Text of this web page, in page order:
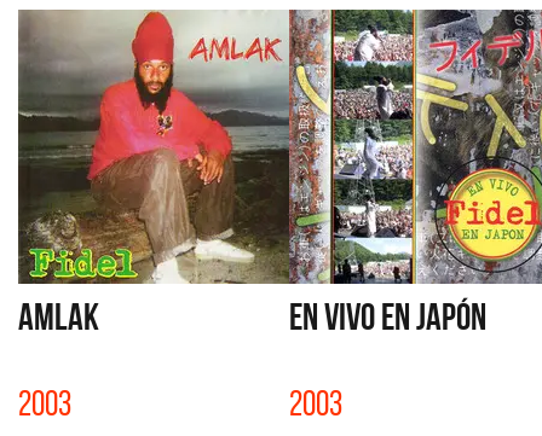
AMLAK
2003
EN VIVO EN JAPÓN
2003